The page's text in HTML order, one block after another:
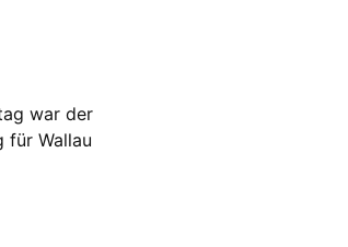
war der
für Wallau